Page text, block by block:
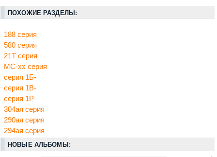
ПОХОЖИЕ РАЗДЕЛЫ:
188 серия
580 серия
21Т серия
МС-хх серия
серия 1Б-
серия 1В-
серия 1Р-
304ая серия
290ая серия
294ая серия
НОВЫЕ АЛЬБОМЫ: